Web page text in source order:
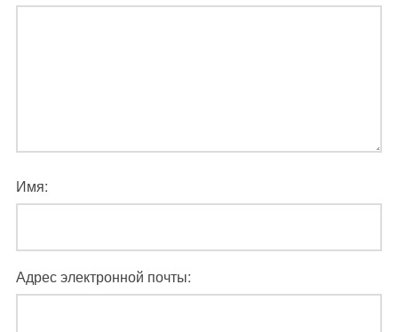
Имя:
Адрес электронной почты: